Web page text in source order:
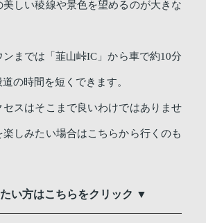
しい稜線や景色を望めるのが大きな
までは「韮山峠IC」から車で約10分
の時間を短くできます。
スはそこまで良いわけではありませ
楽しみたい場合はこちらから行くのも
い方はこちらをクリック ▼